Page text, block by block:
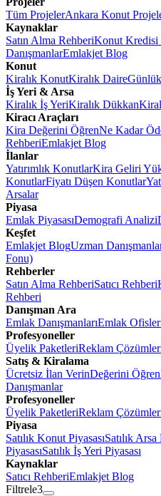
Tüm ProjelerAnkara Konut
Kaynaklar
Satın Alma RehberiKonut Kredisi
DanışmanlarEmlakjet Blog
Konut
Kiralık KonutKiralık Daire
İş Yeri & Arsa
Kiralık İş YeriKiralık Dükkan
Kiracı Araçları
Kira Değerini ÖğrenNe Kadar
RehberiEmlakjet Blog
İlanlar
Yatırımlık KonutlarKira Geliri
KonutlarFiyatı Düşen Konutlar
Arsalar
Piyasa
Emlak PiyasasıDemografi Analizi
Keşfet
Emlakjet BlogUzman
Fonu)
Rehberler
Satın Alma RehberiSatıcı Rehberi
Rehberi
Danışman Ara
Emlak DanışmanlarıEmlak
Profesyoneller
Üyelik PaketleriReklam
Satış & Kiralama
Ücretsiz İlan VerinDeğerini Öğren
Danışmanlar
Profesyoneller
Üyelik PaketleriReklam
Piyasa
Satılık Konut PiyasasıSatılık Arsa
PiyasasıSatılık İş Yeri Piyasası
Kaynaklar
Satıcı RehberiEmlakjet Blog
Filtrele3